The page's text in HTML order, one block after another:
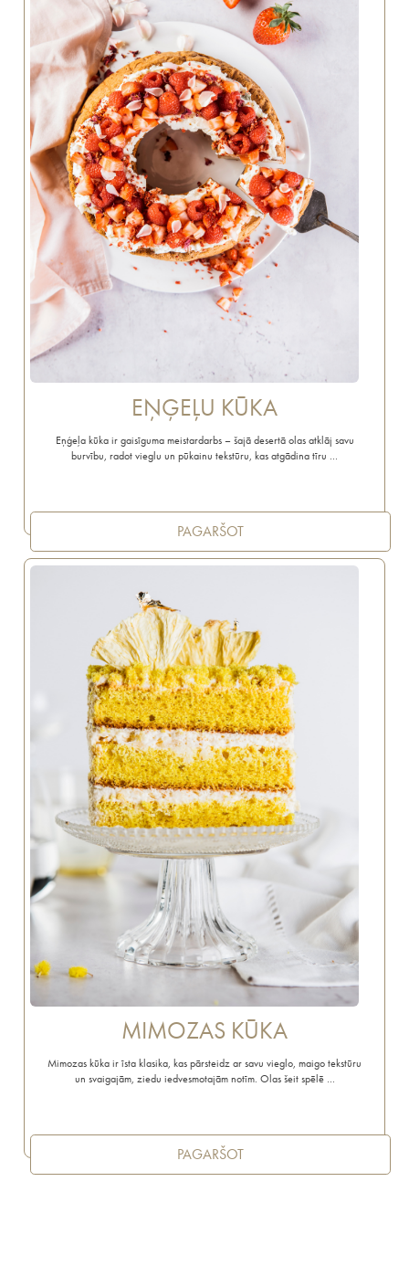
EŅĢEĻU KŪKA
Eņģeļa kūka ir gaisīguma meistardarbs – šajā desertā olas atklāj savu
burvību, radot vieglu un pūkainu tekstūru, kas atgādina tīru …
PAGARŠOT
MIMOZAS KŪKA
Mimozas kūka ir īsta klasika, kas pārsteidz ar savu vieglo, maigo tekstūru
un svaigajām, ziedu iedvesmotajām notīm. Olas šeit spēlē …
PAGARŠOT